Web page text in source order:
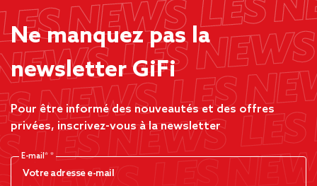
Ne manquez pas la
newsletter GiFi
Pour être informé des nouveautés et des offres
privées, inscrivez-vous à la newsletter
E-mail*